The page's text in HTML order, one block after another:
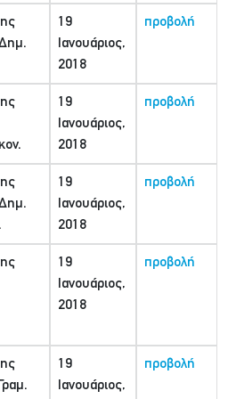
19
Ιανουάριος,
2018
προβολή
19
Ιανουάριος,
2018
προβολή
19
Ιανουάριος,
2018
προβολή
19
Ιανουάριος,
2018
προβολή
19
Ιανουάριος,
προβολή